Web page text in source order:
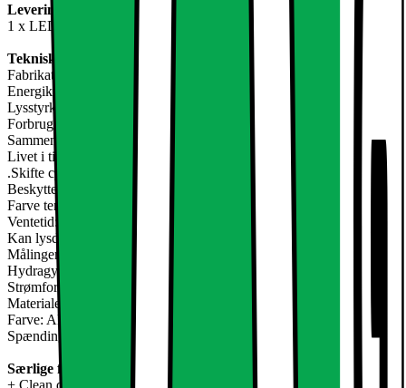
Leveringsomfang:
1 x LED loft lys
Teknisk information:
Fabrikat / Model: LED loftslampe
Energiklasse: A (på en skala fra A til E ++)
Lysstyrke i Lumen: 683 lm
Forbrug i watt: 12 watt
Sammenligningsværdi: 12 W svarer til ca. 80 W (lampe)
Livet i timer: 50.000 t
.Skifte cyklusser: 20.000
Beskyttelse: IP53
Farve temperatur i Kelvin: 2800K / varme hvid
Ventetid: <1 sekund
Kan lysdæmpes: Nej
Målinger: Bredde: ca. 30 x 30 cm, højde: ca.. 8 cm
Hydragyrum: 0 g Hg / kviksølv
Strømforbrug: 12kWh / 1000H
Materiale: plastik, metal
Farve: Aluminium mat, hvid
Spænding: 220-240 volt
Særlige forhold:
+ Clean design